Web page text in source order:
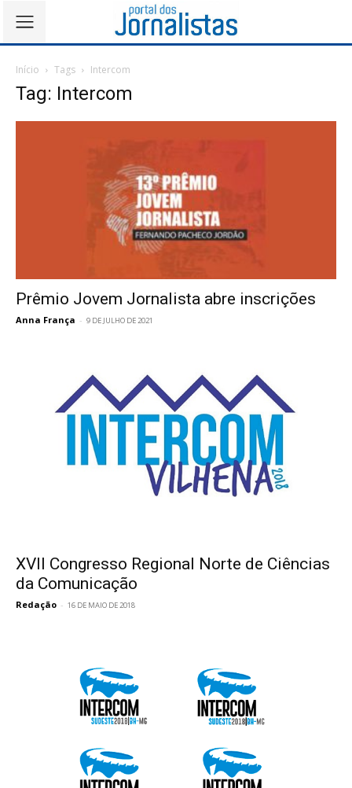
Início Tags Intercom
Tag: Intercom
Prêmio Jovem Jornalista abre inscrições
Anna França - 9 DE JULHO DE 2021
XVII Congresso Regional Norte de Ciências
da Comunicação
Redação - 16 DE MAIO DE 2018